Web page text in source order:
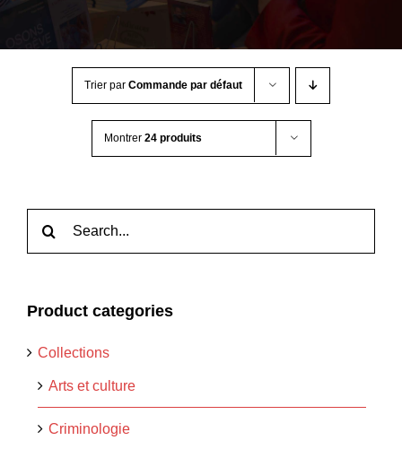
CONTACTTrier par Commande par défaut
Montrer 24 produits
Product categories
Collections
Arts et culture
Criminologie